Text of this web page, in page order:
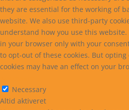
they are essential for the working of
website. We also use third-party
understand how you use this
in your browser only with your
to opt-out of these cookies. But
cookies may have an effect on your
Necessary
Altid aktiveret